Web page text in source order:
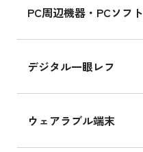
PC周辺機器・PCソフト
デジタル一眼レフ
ウェアラブル端末